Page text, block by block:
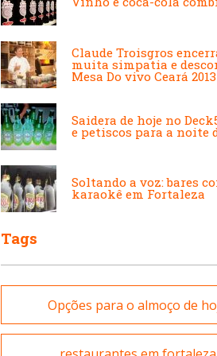
Hamburguerias e
Internacional
Lanchonetes
Japonesa e Oriental
Lanchonetes
Massas
Padarias e Confeitarias
Peixes e Frutos do
Claude Troisgros
muita simpatia e
Mesa Do vivo Ceará 2013
Saidera de hoje no
e petiscos para a noite
Soltando a voz: bares
karaokê em Fortaleza
Tags
Opções para o almoço de